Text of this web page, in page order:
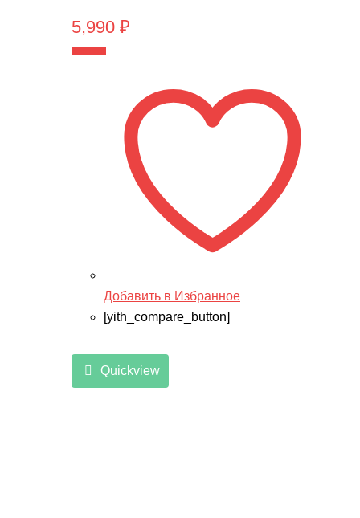
5,990 ₽
Добавить в Избранное
[yith_compare_button]
Quickview